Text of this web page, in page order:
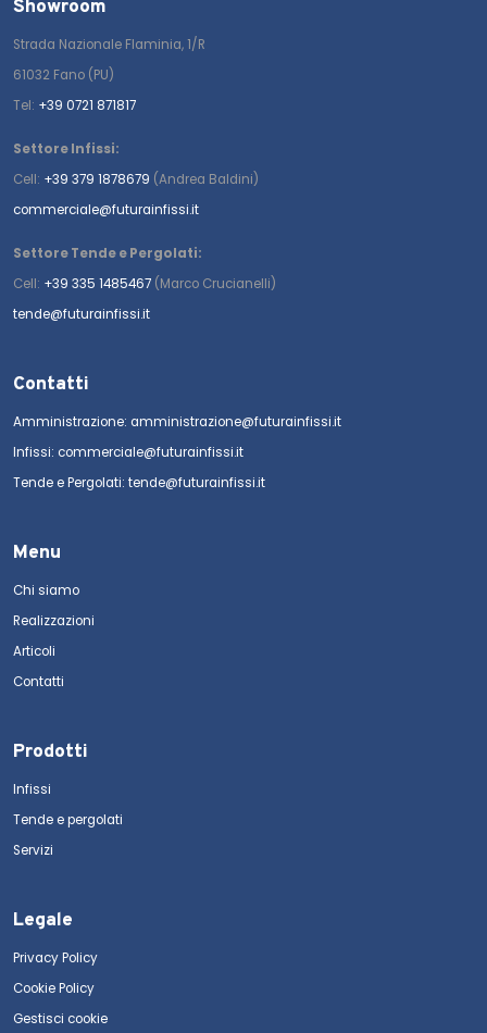
Showroom
Strada Nazionale Flaminia, 1/R
61032 Fano (PU)
Tel: +39 0721 871817
Settore Infissi:
Cell: +39 379 1878679 (Andrea Baldini)
commerciale@futurainfissi.it
Settore Tende e Pergolati:
Cell: +39 335 1485467 (Marco Crucianelli)
tende@futurainfissi.it
Contatti
Amministrazione: amministrazione@futurainfissi.it
Infissi: commerciale@futurainfissi.it
Tende e Pergolati: tende@futurainfissi.it
Menu
Chi siamo
Realizzazioni
Articoli
Contatti
Prodotti
Infissi
Tende e pergolati
Servizi
Legale
Privacy Policy
Cookie Policy
Gestisci cookie